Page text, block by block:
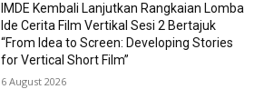
IMDE Kembali Lanjutkan Rangkaian Lomba
Ide Cerita Film Vertikal Sesi 2 Bertajuk
“From Idea to Screen: Developing Stories
for Vertical Short Film”
6 August 2026